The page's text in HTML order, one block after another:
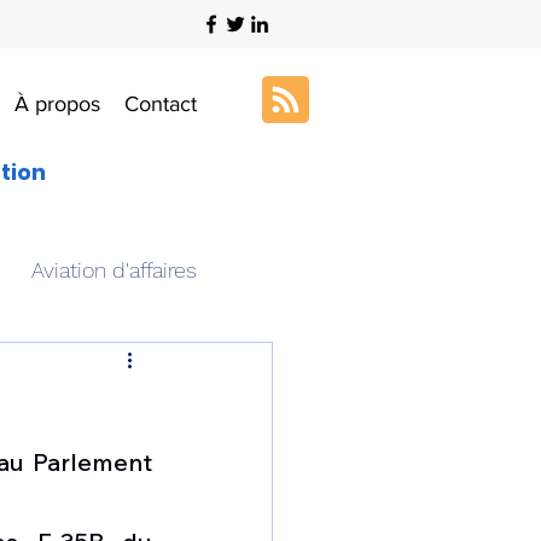
À propos Contact
Aviation d'affaires
Art & Aviation
aéronautique
Parlement